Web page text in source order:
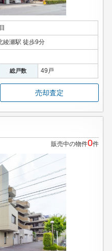
綾瀬駅 徒歩9分
総戸数 49戸
売却査定
販売中の物件0件